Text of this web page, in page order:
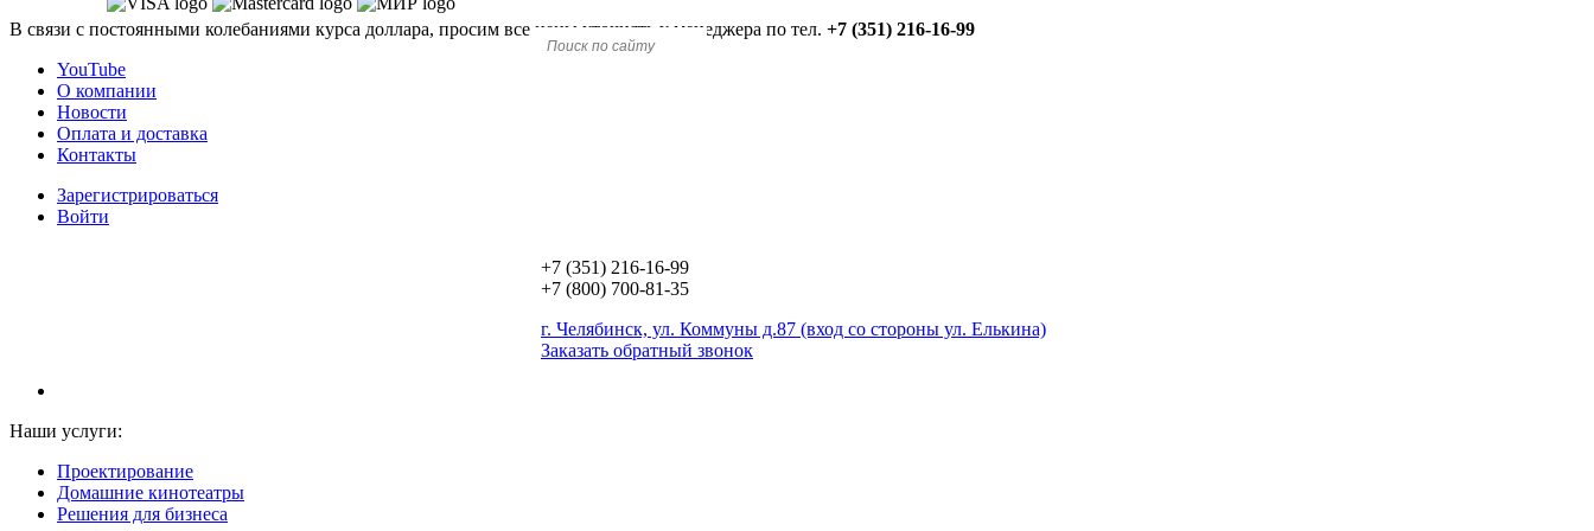
В связи с постоянными колебаниями курса доллара, просим все цены уточнять у менеджера по тел. +7 (351) 216-16-99
YouTube
О компании
Новости
Оплата и доставка
Контакты
Зарегистрироваться
Войти
+7 (351) 216-16-99
+7 (800) 700-81-35
г. Челябинск, ул. Коммуны д.87 (вход со стороны ул. Елькина)
Заказать обратный звонок
Наши услуги:
Проектирование
Домашние кинотеатры
Решения для бизнеса